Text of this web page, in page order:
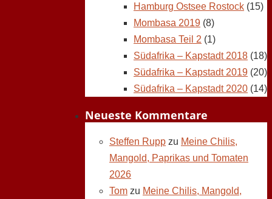
Hamburg Ostsee Rostock (15)
Mombasa 2019 (8)
Mombasa Teil 2 (1)
Südafrika – Kapstadt 2018 (18)
Südafrika – Kapstadt 2019 (20)
Südafrika – Kapstadt 2020 (14)
Neueste Kommentare
Steffen Rupp zu Meine Chilis,
Mangold, Paprikas und Tomaten
2026
Tom zu Meine Chilis, Mangold,